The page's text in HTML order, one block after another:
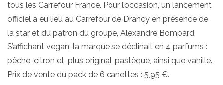
tous les Carrefour France. Pour l’occasion, un lancement
officiel a eu lieu au Carrefour de Drancy en présence de
la star et du patron du groupe, Alexandre Bompard.
S’affichant vegan, la marque se déclinait en 4 parfums :
pêche, citron et, plus original, pastèque, ainsi que vanille.
Prix de vente du pack de 6 canettes : 5,95 €.